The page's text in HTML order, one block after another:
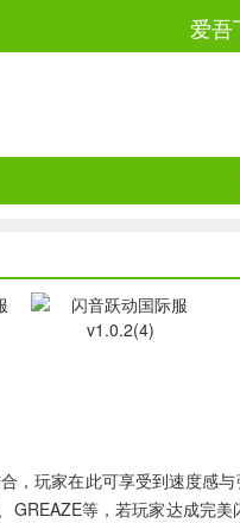
爱吾
，玩家在此可享受到速度感
等，若玩家达成